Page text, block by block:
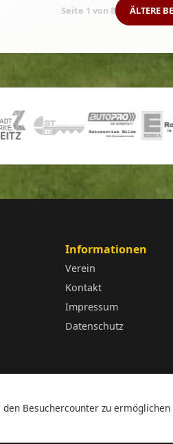
Seite 1 von 8 ÄLTERE
Informationen
Verein
Kontakt
Impressum
Datenschutz
Besuchercounter zu